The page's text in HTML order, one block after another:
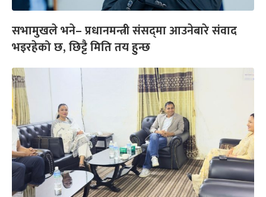
सभामुखले भने– प्रधानमन्त्री संसद्‌मा आउनेबारे संवाद
भइरहेको छ, छिट्टै मिति तय हुन्छ